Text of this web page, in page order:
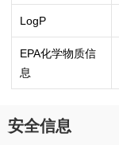
LogP
EPA化学物质信
息
安全信息